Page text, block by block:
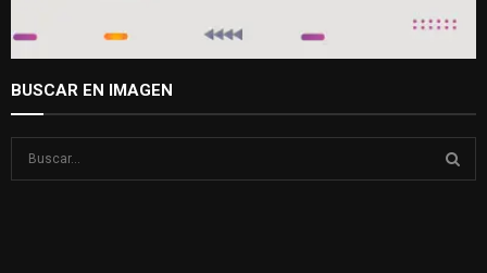
BUSCAR EN IMAGEN